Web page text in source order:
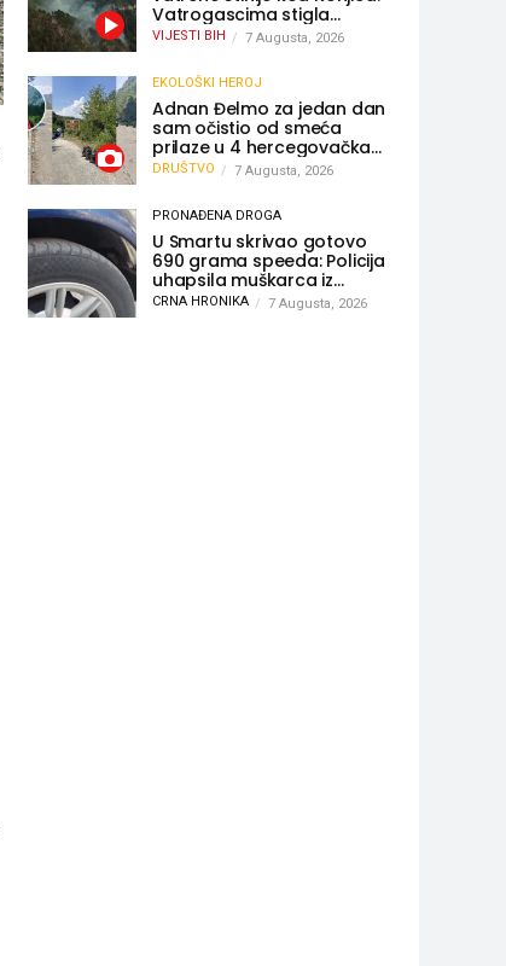
Vatrogascima stigla
pomoć iz Sarajeva,
helikopteri i Air Tractori
udružili snage
VIJESTI BIH 7 Augusta, 2026
EKOLOŠKI HEROJ
Adnan Đelmo za jedan dan
sam očistio od smeća
prilaze u 4 hercegovačka
grada: “Danas nisam čistio
samo smeće, čistio sam
sliku o nama”
DRUŠTVO 7 Augusta, 2026
PRONAĐENA DROGA
U Smartu skrivao gotovo
690 grama speeda: Policija
uhapsila muškarca iz
Hercegovine
CRNA HRONIKA 7 Augusta, 2026